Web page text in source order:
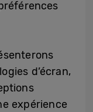
d’écran,
expérience